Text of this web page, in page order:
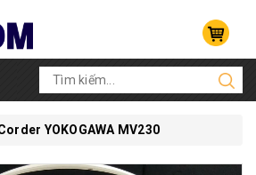
YOKOGAWA MV230